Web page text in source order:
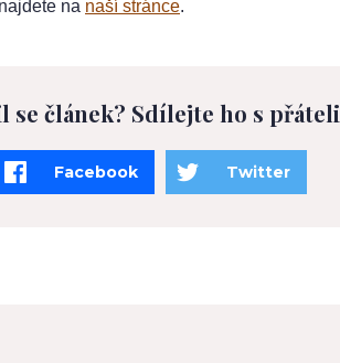
na naší stránce.
se článek? Sdílejte ho s přáteli
Facebook Twitter